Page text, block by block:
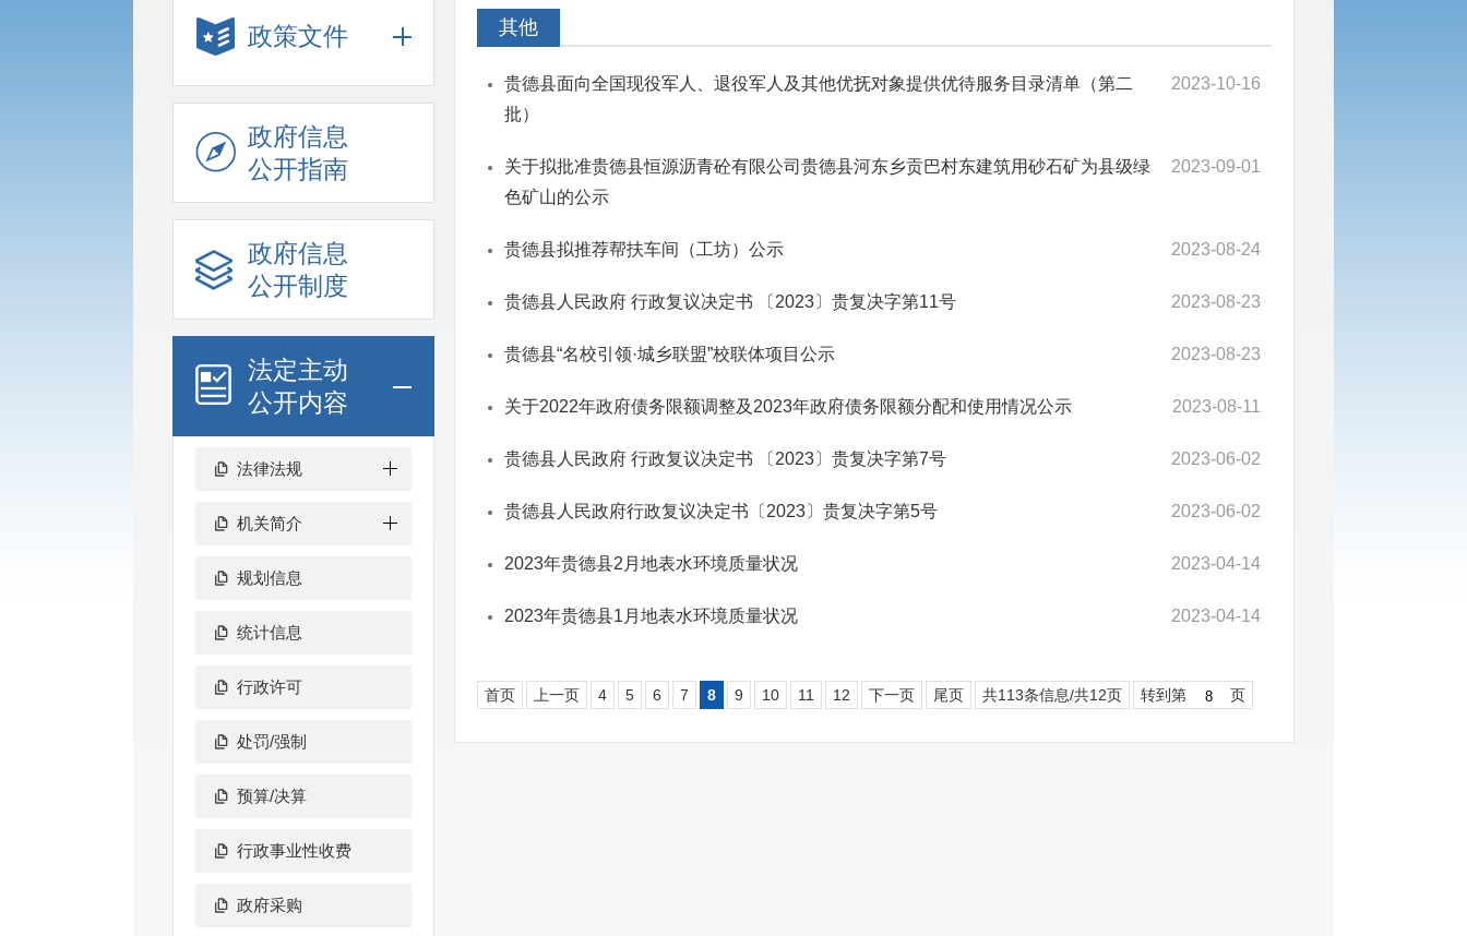
政策文件
政府信息
公开指南
政府信息
公开制度
法定主动
公开内容
法律法规
机关简介
规划信息
统计信息
行政许可
处罚/强制
预算/决算
行政事业性收费
政府采购
其他
2023-10-16
贵德县面向全国现役军人、退役军人及其他优抚对象提供优待服务目录清单（第二
批）
2023-09-01
关于拟批准贵德县恒源沥青砼有限公司贵德县河东乡贡巴村东建筑用砂石矿为县级绿
色矿山的公示
2023-08-24
贵德县拟推荐帮扶车间（工坊）公示
2023-08-23
贵德县人民政府 行政复议决定书 〔2023〕贵复决字第11号
2023-08-23
贵德县“名校引领·城乡联盟”校联体项目公示
2023-08-11
关于2022年政府债务限额调整及2023年政府债务限额分配和使用情况公示
2023-06-02
贵德县人民政府 行政复议决定书 ​〔2023〕贵复决字第7号
2023-06-02
贵德县人民政府行政复议决定书〔2023〕贵复决字第5号
2023-04-14
2023年贵德县2月地表水环境质量状况
2023-04-14
2023年贵德县1月地表水环境质量状况
首页 上一页 4 5 6 7 8 9 10 11 12 下一页 尾页 共113条信息/共12页 转到第 页